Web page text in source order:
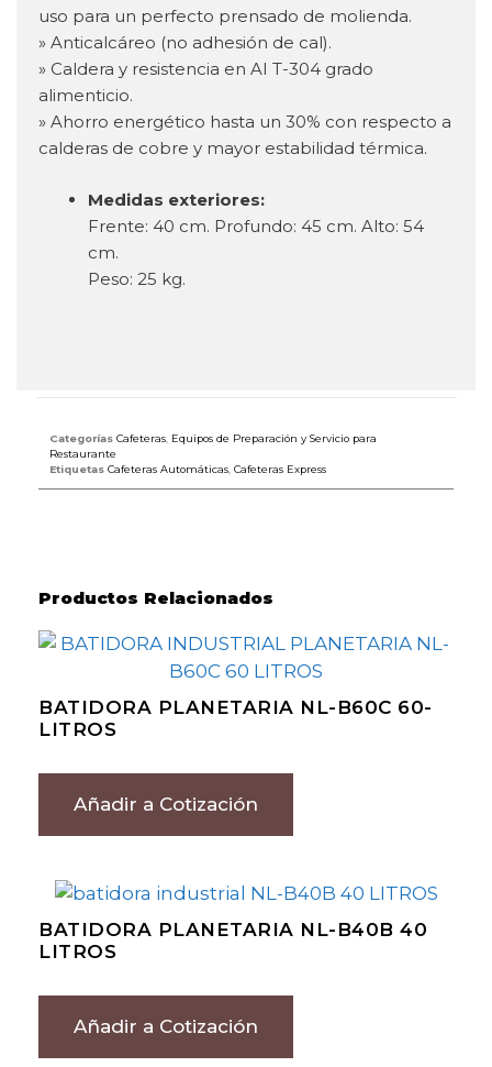
uso para un perfecto prensado de molienda.
» Anticalcáreo (no adhesión de cal).
» Caldera y resistencia en AI T-304 grado
alimenticio.
» Ahorro energético hasta un 30% con respecto a
calderas de cobre y mayor estabilidad térmica.
Medidas exteriores:
Frente: 40 cm. Profundo: 45 cm. Alto: 54
cm.
Peso: 25 kg.
Categorías Cafeteras Equipos de Preparación y Servicio para
Restaurante
Etiquetas Cafeteras Automáticas Cafeteras Express
Productos Relacionados
BATIDORA PLANETARIA NL-B60C 60-
LITROS
Añadir a Cotización
BATIDORA PLANETARIA NL-B40B 40
LITROS
Añadir a Cotización